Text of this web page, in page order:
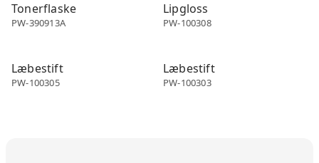
Tonerflaske
PW-390913A
Lipgloss
PW-100308
Læbestift
PW-100305
Læbestift
PW-100303